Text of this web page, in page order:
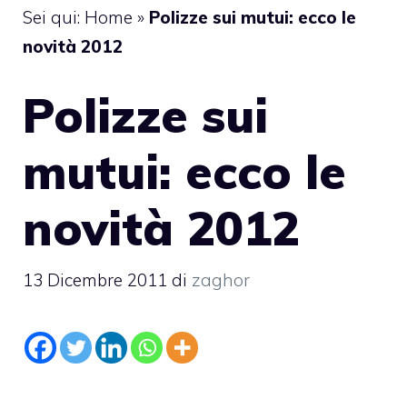
Sei qui: Home » Polizze sui mutui: ecco le
novità 2012
Polizze sui
mutui: ecco le
novità 2012
13 Dicembre 2011 di zaghor